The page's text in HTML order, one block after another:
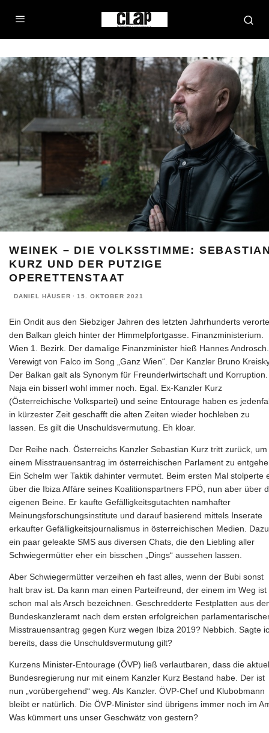
WEINEK – DIE VOLKSSTIMME:
KURZ UND DER PUTZIGE
OPERETTENSTAAT
DANIEL HÄUSER · 15. OKTOBER 2021
Ein Ondit aus den Siebziger Jahren des letzten Jahrhunderts
den Balkan gleich hinter der Himmelpfortgasse. Finanzministerium.
Wien 1. Bezirk. Der damalige Finanzminister hieß Hannes Androsch.
Verewigt von Falco im Song „Ganz Wien“. Der Kanzler Bruno
Der Balkan galt als Synonym für Freunderlwirtschaft und Korruption.
Naja ein bisserl wohl immer noch. Egal. Ex-Kanzler Kurz
(Österreichische Volkspartei) und seine Entourage haben es
in kürzester Zeit geschafft die alten Zeiten wieder hochleben zu
lassen. Es gilt die Unschuldsvermutung. Eh kloar.
Der Reihe nach. Österreichs Kanzler Sebastian Kurz tritt zurück, um
einem Misstrauensantrag im österreichischen Parlament zu
Ein Schelm wer Taktik dahinter vermutet. Beim ersten Mal stolperte
über die Ibiza Affäre seines Koalitionspartners FPÖ, nun aber über
eigenen Beine. Er kaufte Gefälligkeitsgutachten namhafter
Meinungsforschungsinstitute und darauf basierend mittels Inserate
erkaufter Gefälligkeitsjournalismus in österreichischen Medien. Dazu
ein paar geleakte SMS aus diversen Chats, die den Liebling aller
Schwiegermütter eher ein bisschen „Dings“ aussehen lassen.
Aber Schwiegermütter verzeihen eh fast alles, wenn der Bubi sonst
halt brav ist. Da kann man einen Parteifreund, der einem im Weg ist
schon mal als Arsch bezeichnen. Geschredderte Festplatten aus
Bundeskanzleramt nach dem ersten erfolgreichen
Misstrauensantrag gegen Kurz wegen Ibiza 2019? Nebbich. Sagte
bereits, dass die Unschuldsvermutung gilt?
Kurzens Minister-Entourage (ÖVP) ließ verlautbaren, dass die
Bundesregierung nur mit einem Kanzler Kurz Bestand habe. Der ist
nun „vorübergehend“ weg. Als Kanzler. ÖVP-Chef und Klubobmann
bleibt er natürlich. Die ÖVP-Minister sind übrigens immer noch im
Was kümmert uns unser Geschwätz von gestern?